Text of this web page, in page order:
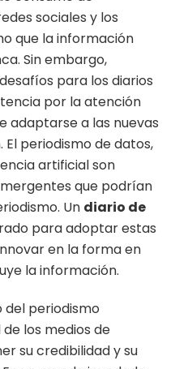
sociales y los
que la información
Sin embargo,
para los diarios
por la atención
adaptarse a las nuevas
periodismo de datos,
artificial son
que podrían
Un diario de
para adoptar estas
en la forma en
la información.
del periodismo
los medios de
su credibilidad y su